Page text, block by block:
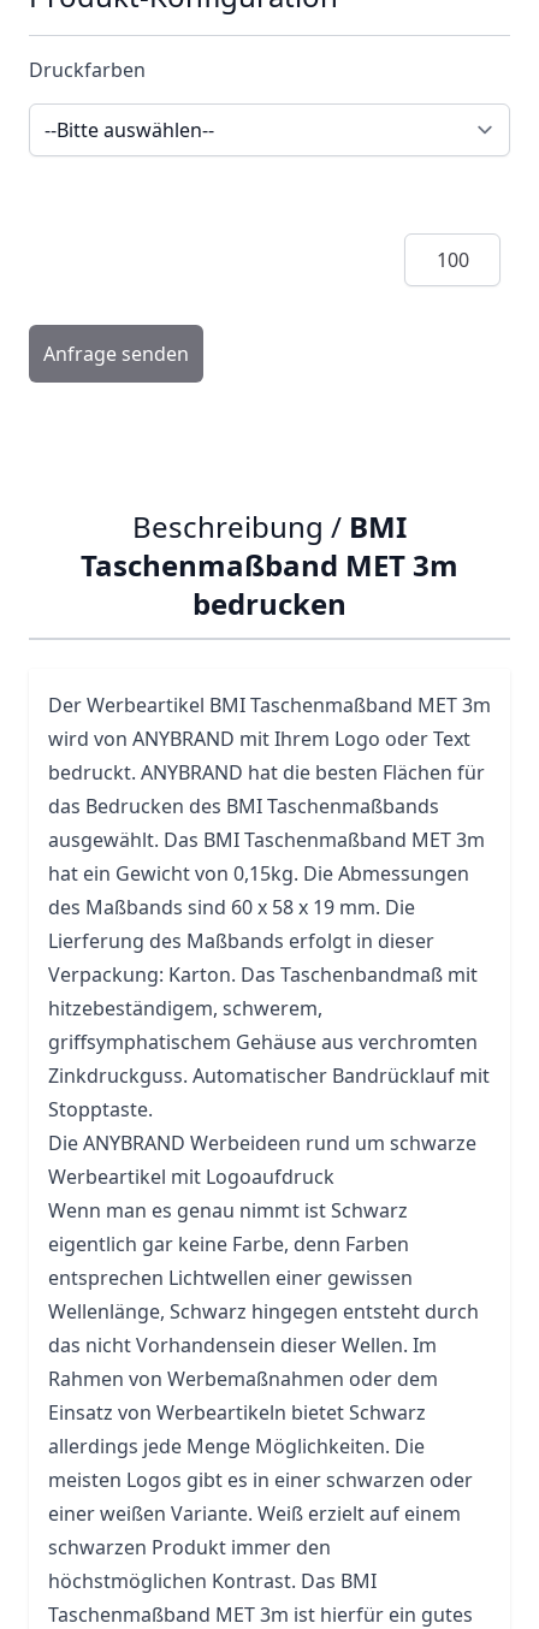
Druckfarben
Menge
Anfrage senden
Beschreibung / BMI
Taschenmaßband MET 3m
bedrucken
Der Werbeartikel BMITaschenmaßband MET 3m
wird von ANYBRAND mit Ihrem Logo oder Text
bedruckt. ANYBRAND hat die besten Flächen für
das Bedrucken des BMI Taschenmaßbands
ausgewählt. Das BMI Taschenmaßband MET 3m
hat ein Gewicht von 0,15kg. Die Abmessungen
des Maßbands sind 60 x 58 x 19 mm. Die
Lierferung des Maßbands erfolgt in dieser
Verpackung: Karton. Das Taschenbandmaß mit
hitzebeständigem, schwerem,
griffsymphatischem Gehäuse aus verchromten
Zinkdruckguss. Automatischer Bandrücklauf mit
Stopptaste.
Die ANYBRAND Werbeideen rund um schwarze
Werbeartikel mit Logoaufdruck
Wenn man es genau nimmt ist Schwarz
eigentlich gar keine Farbe, denn Farben
entsprechen Lichtwellen einer gewissen
Wellenlänge, Schwarz hingegen entsteht durch
das nicht Vorhandensein dieser Wellen. Im
Rahmen von Werbemaßnahmen oder dem
Einsatz von Werbeartikeln bietet Schwarz
allerdings jede Menge Möglichkeiten. Die
meisten Logos gibt es in einer schwarzen oder
einer weißen Variante. Weiß erzielt auf einem
schwarzen Produkt immer den
höchstmöglichen Kontrast. Das BMI
Taschenmaßband MET 3m ist hierfür ein gutes